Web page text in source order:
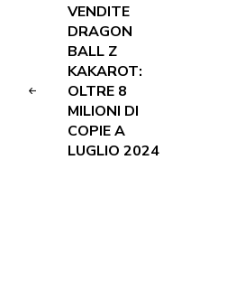
VENDITE
DRAGON
BALL Z
KAKAROT:
OLTRE 8
MILIONI DI
COPIE A
LUGLIO 2024